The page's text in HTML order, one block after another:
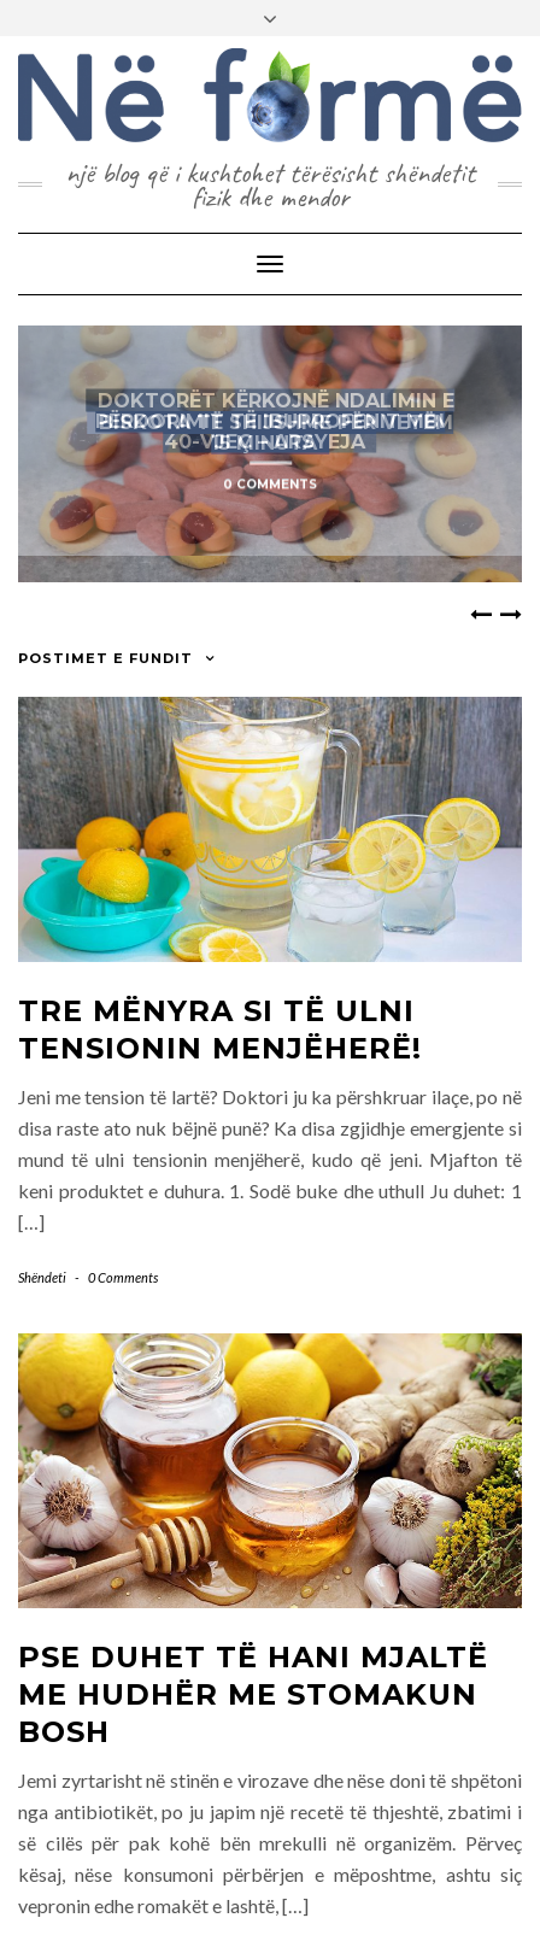
një blog që i kushtohet tërësisht shëndetit
fizik dhe mendor
Toggle
Navigation
DOKTORËT KËRKOJNË NDALIMIN E
PËRDORIMIT TË IBUPROFENIT MBI
40-VJEÇ – ARSYEJA
0 COMMENTS
BISKOTA TË SHIJSHME PËR VETËM
15 MINUTA
0 COMMENTS
POSTIMET E FUNDIT
TRE MËNYRA SI TË ULNI
TENSIONIN MENJËHERË!
Jeni me tension të lartë? Doktori ju ka përshkruar ilaçe, po në
disa raste ato nuk bëjnë punë? Ka disa zgjidhje emergjente si
mund të ulni tensionin menjëherë, kudo që jeni. Mjafton të
keni produktet e duhura. 1. Sodë buke dhe uthull Ju duhet: 1
[…]
Shëndeti - 0 Comments
PSE DUHET TË HANI MJALTË
ME HUDHËR ME STOMAKUN
BOSH
Jemi zyrtarisht në stinën e virozave dhe nëse doni të shpëtoni
nga antibiotikët, po ju japim një recetë të thjeshtë, zbatimi i
së cilës për pak kohë bën mrekulli në organizëm. Përveç
kësaj, nëse konsumoni përbërjen e mëposhtme, ashtu siç
vepronin edhe romakët e lashtë, […]